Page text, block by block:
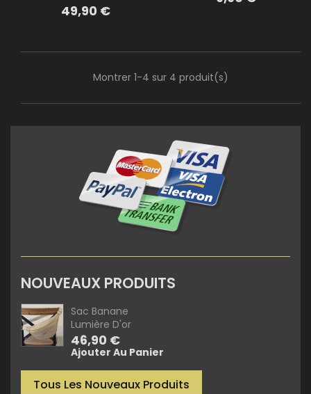
Prix
49,90 €
Montrer 1-4 sur 4 produit(s)
NOUVEAUX PRODUITS
Sac Banane
Lumière D'or
Prix
46,90 €
Ajouter Au Panier
Tous Les Nouveaux Produits